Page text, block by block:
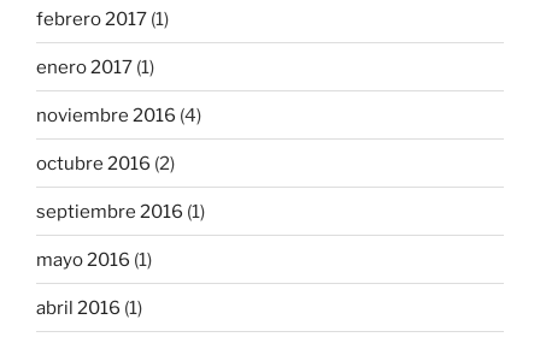
febrero 2017 (1)
enero 2017 (1)
noviembre 2016 (4)
octubre 2016 (2)
septiembre 2016 (1)
mayo 2016 (1)
abril 2016 (1)